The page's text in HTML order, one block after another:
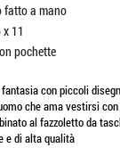
fatto a mano
x 11
pochette
con piccoli
che ama vestirsi
al fazzoletto da
e di alta qualità